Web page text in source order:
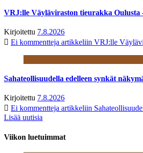
VRJ:lle Väyläviraston tieurakka
Kirjoitettu 7.8.2026
Ei kommentteja artikkeliin VRJ:lle
Sahateollisuudella edelleen synkät
Kirjoitettu 7.8.2026
Ei kommentteja artikkeliin
Lisää uutisia
Viikon luetuimmat